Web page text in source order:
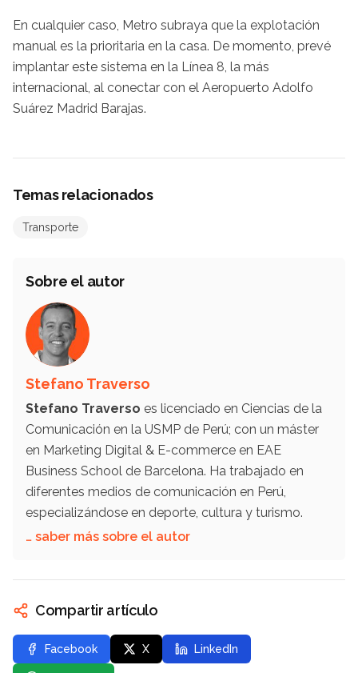
En cualquier caso, Metro subraya que la explotación
manual es la prioritaria en la casa. De momento, prevé
implantar este sistema en la Línea 8, la más
internacional, al conectar con el Aeropuerto Adolfo
Suárez Madrid Barajas.
Temas relacionados
Transporte
Sobre el autor
Stefano Traverso
Stefano Traverso es licenciado en Ciencias de la
Comunicación en la USMP de Perú; con un máster
en Marketing Digital & E-commerce en EAE
Business School de Barcelona. Ha trabajado en
diferentes medios de comunicación en Perú,
especializándose en deporte, cultura y turismo.
… saber más sobre el autor
Compartir artículo
Facebook X LinkedIn